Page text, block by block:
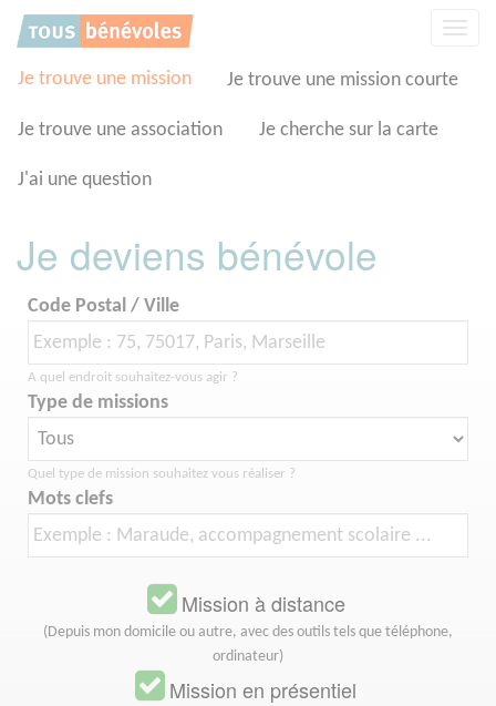
Je trouve une mission Je trouve une mission courte
Je trouve une association Je cherche sur la carte
J'ai une question
Je deviens bénévole
Code Postal / Ville
A quel endroit souhaitez-vous agir ?
Type de missions
Quel type de mission souhaitez vous réaliser ?
Mots clefs
Mission à distance
(Depuis mon domicile ou autre, avec des outils tels que téléphone,
ordinateur)
Mission en présentiel
Panneau de gestion des cookies